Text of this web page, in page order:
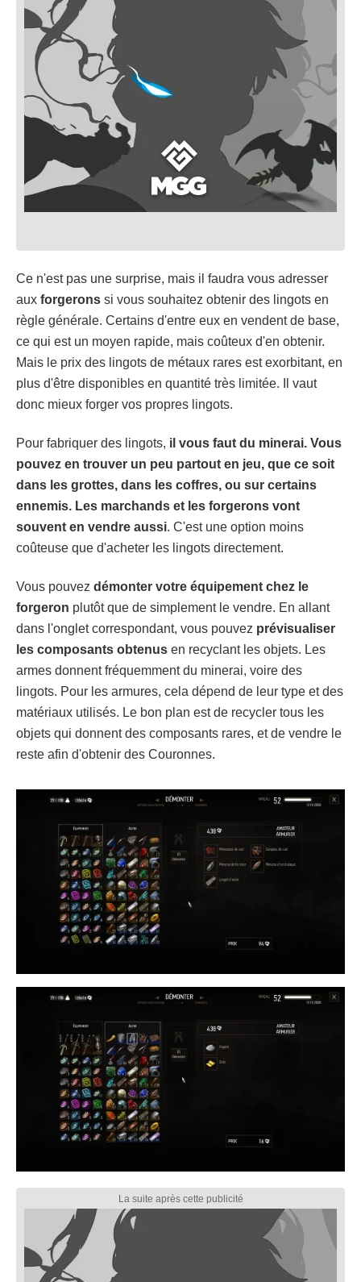
Ce n'est pas une surprise, mais il faudra vous adresser
aux forgerons si vous souhaitez obtenir des lingots en
règle générale. Certains d'entre eux en vendent de base,
ce qui est un moyen rapide, mais coûteux d'en obtenir.
Mais le prix des lingots de métaux rares est exorbitant, en
plus d'être disponibles en quantité très limitée. Il vaut
donc mieux forger vos propres lingots.
Pour fabriquer des lingots, il vous faut du minerai. Vous
pouvez en trouver un peu partout en jeu, que ce soit
dans les grottes, dans les coffres, ou sur certains
ennemis. Les marchands et les forgerons vont
souvent en vendre aussi. C'est une option moins
coûteuse que d'acheter les lingots directement.
Vous pouvez démonter votre équipement chez le
forgeron plutôt que de simplement le vendre. En allant
dans l'onglet correspondant, vous pouvez prévisualiser
les composants obtenus en recyclant les objets. Les
armes donnent fréquemment du minerai, voire des
lingots. Pour les armures, cela dépend de leur type et des
matériaux utilisés. Le bon plan est de recycler tous les
objets qui donnent des composants rares, et de vendre le
reste afin d'obtenir des Couronnes.